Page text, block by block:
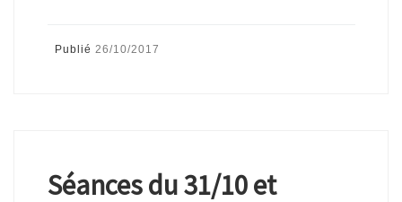
Publié 26/10/2017
Séances du 31/10 et